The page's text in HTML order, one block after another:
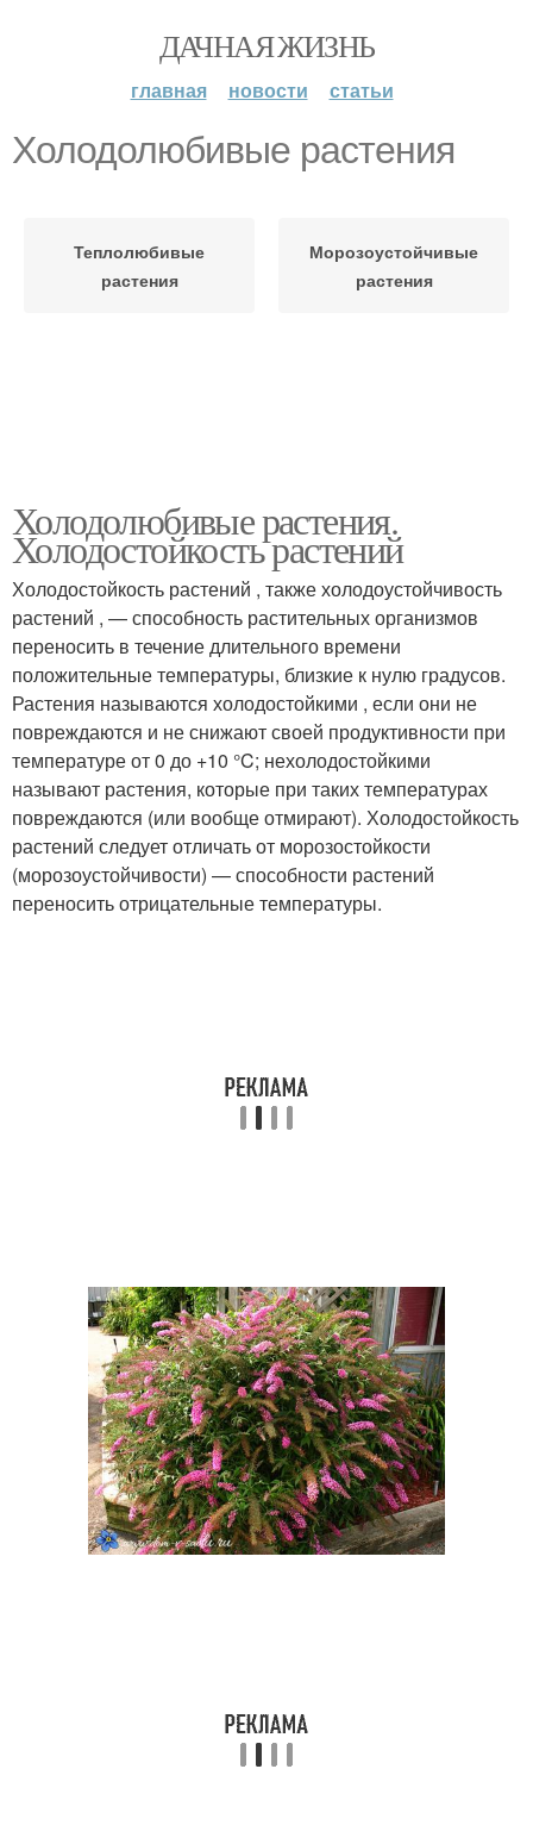
ДАЧНАЯ ЖИЗНЬ
главная новости статьи
Холодолюбивые растения
Теплолюбивые
растения
Морозоустойчивые
растения
Холодолюбивые растения.
Холодостойкость растений
Холодостойкость растений , также холодоустойчивость
растений , — способность растительных организмов
переносить в течение длительного времени
положительные температуры, близкие к нулю градусов.
Растения называются холодостойкими , если они не
повреждаются и не снижают своей продуктивности при
температуре от 0 до +10 °C; нехолодостойкими
называют растения, которые при таких температурах
повреждаются (или вообще отмирают). Холодостойкость
растений следует отличать от морозостойкости
(морозоустойчивости) — способности растений
переносить отрицательные температуры.